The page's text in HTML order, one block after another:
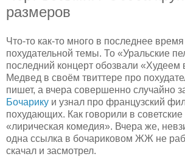
размеров
Что-то как-то много в последнее время
похудательной темы. То «Уральские
последний концерт обозвали «Худеем
Медвед в своём твиттере про
пишет, а вчера совершенно случайно
Бочарику и узнал про французский
похудающих. Как говорили в
«лирическая комедия». Вчера же,
одна ссылка в бочариковом ЖЖ не
скачал и засмотрел.